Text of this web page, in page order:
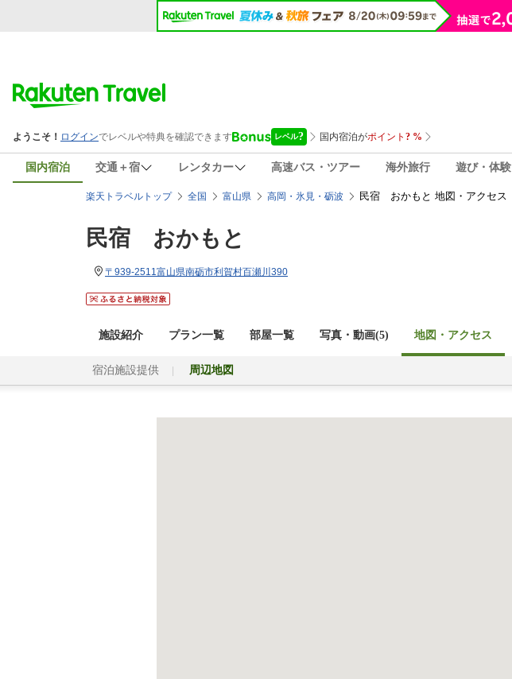
国内宿泊 交通＋宿 レンタカー 高速バス・ツアー 海外旅行 遊び・体験
楽天トラベルトップ 全国 富山県 高岡・氷見・砺波 民宿 おかもと 地図・アクセス
民宿 おかもと
〒939-2511富山県南砺市利賀村百瀬川390
施設紹介 プラン一覧 部屋一覧 写真・動画(5) 地図・アクセス
宿泊施設提供 周辺地図